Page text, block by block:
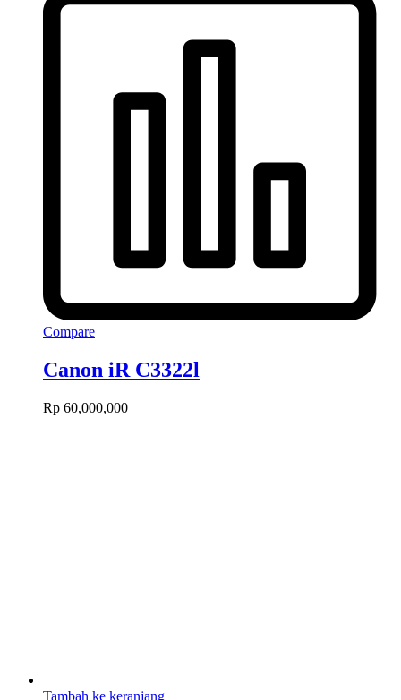
Compare
Canon iR C3322l
Rp 60,000,000
Tambah ke keranjang